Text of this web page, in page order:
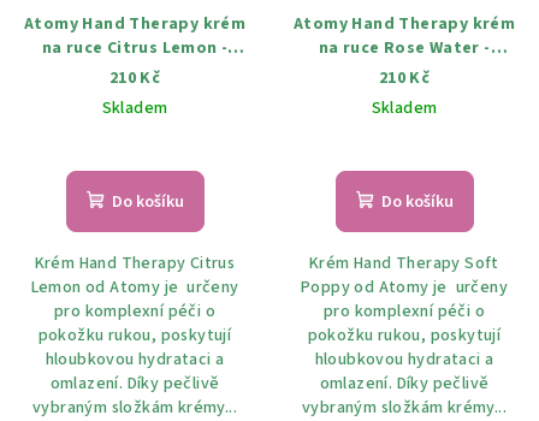
Atomy Hand Therapy krém
na ruce Citrus Lemon -
Citrusový citron 30 ml
210 Kč
Skladem
Do košíku
Krém Hand Therapy Citrus
Lemon od Atomy je určeny
pro komplexní péči o
pokožku rukou, poskytují
hloubkovou hydrataci a
omlazení. Díky pečlivě
vybraným složkám krémy...
Atomy Hand Therapy krém
na ruce Rose Water -
Růžová voda 30 ml;
210 Kč
Skladem
Do košíku
Krém Hand Therapy Soft
Poppy od Atomy je určeny
pro komplexní péči o
pokožku rukou, poskytují
hloubkovou hydrataci a
omlazení. Díky pečlivě
vybraným složkám krémy...